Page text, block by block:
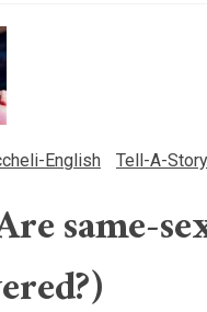
English Tell-A-Story
same-